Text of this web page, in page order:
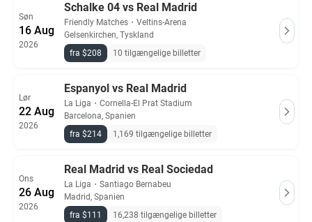
Søn
16 Aug
2026
Schalke 04 vs Real Madrid
Friendly Matches ・ Veltins-Arena
Gelsenkirchen, Tyskland
fra $208
10 tilgængelige billetter
Lør
22 Aug
2026
Espanyol vs Real Madrid
La Liga ・ Cornella-El Prat Stadium
Barcelona, Spanien
fra $214
1,169 tilgængelige billetter
Ons
26 Aug
2026
Real Madrid vs Real Sociedad
La Liga ・ Santiago Bernabeu
Madrid, Spanien
fra $111
16,238 tilgængelige billetter